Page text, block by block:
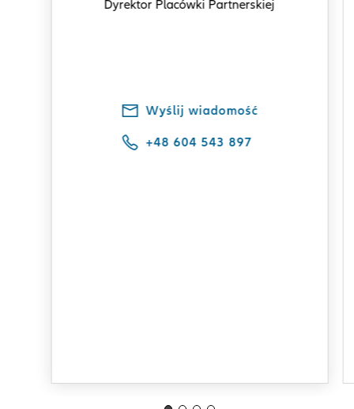
Dyrektor Placówki Partnerskiej
Wyślij wiadomość
+48 604 543 897